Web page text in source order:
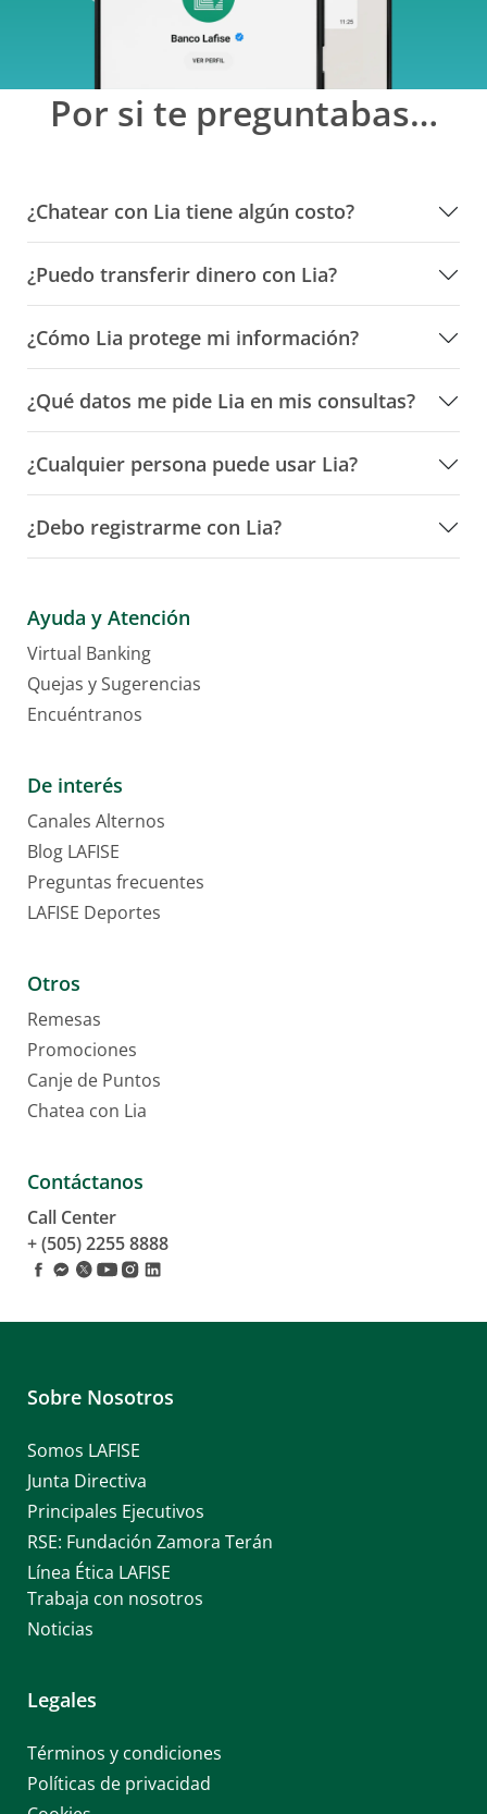
Por si te preguntabas…
¿Chatear con Lia tiene algún costo?
¿Puedo transferir dinero con Lia?
¿Cómo Lia protege mi información?
¿Qué datos me pide Lia en mis consultas?
¿Cualquier persona puede usar Lia?
¿Debo registrarme con Lia?
Ayuda y Atención
Virtual Banking
Quejas y Sugerencias
Encuéntranos
De interés
Canales Alternos
Blog LAFISE
Preguntas frecuentes
LAFISE Deportes
Otros
Remesas
Promociones
Canje de Puntos
Chatea con Lia
Contáctanos
Call Center
+ (505) 2255 8888
Sobre Nosotros
Somos LAFISE
Junta Directiva
Principales Ejecutivos
RSE: Fundación Zamora Terán
Línea Ética LAFISE
Trabaja con nosotros
Noticias
Legales
Términos y condiciones
Políticas de privacidad